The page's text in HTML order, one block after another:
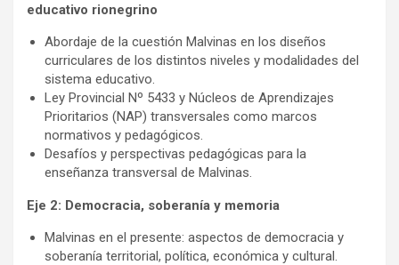
educativo rionegrino
Abordaje de la cuestión Malvinas en los diseños
curriculares de los distintos niveles y modalidades del
sistema educativo.
Ley Provincial Nº 5433 y Núcleos de Aprendizajes
Prioritarios (NAP) transversales como marcos
normativos y pedagógicos.
Desafíos y perspectivas pedagógicas para la
enseñanza transversal de Malvinas.
Eje 2: Democracia, soberanía y memoria
Malvinas en el presente: aspectos de democracia y
soberanía territorial, política, económica y cultural.